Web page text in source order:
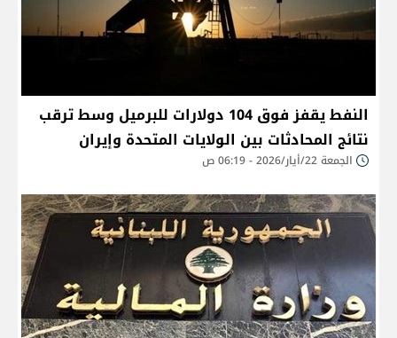
النفط يقفز فوق 104 دولارات للبرميل وسط ترقب
نتائج المحادثات بين الولايات المتحدة وإيران
الجمعة 22/أيار/2026 - 06:19 ص